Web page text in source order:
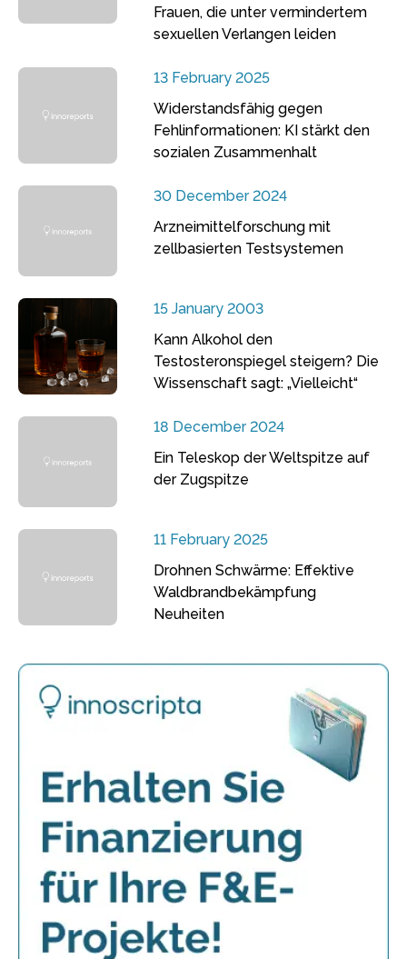
Frauen, die unter vermindertem
sexuellen Verlangen leiden
13 February 2025
Widerstandsfähig gegen
Fehlinformationen: KI stärkt den
sozialen Zusammenhalt
30 December 2024
Arzneimittelforschung mit
zellbasierten Testsystemen
15 January 2003
Kann Alkohol den
Testosteronspiegel steigern? Die
Wissenschaft sagt: „Vielleicht“
18 December 2024
Ein Teleskop der Weltspitze auf
der Zugspitze
11 February 2025
Drohnen Schwärme: Effektive
Waldbrandbekämpfung
Neuheiten